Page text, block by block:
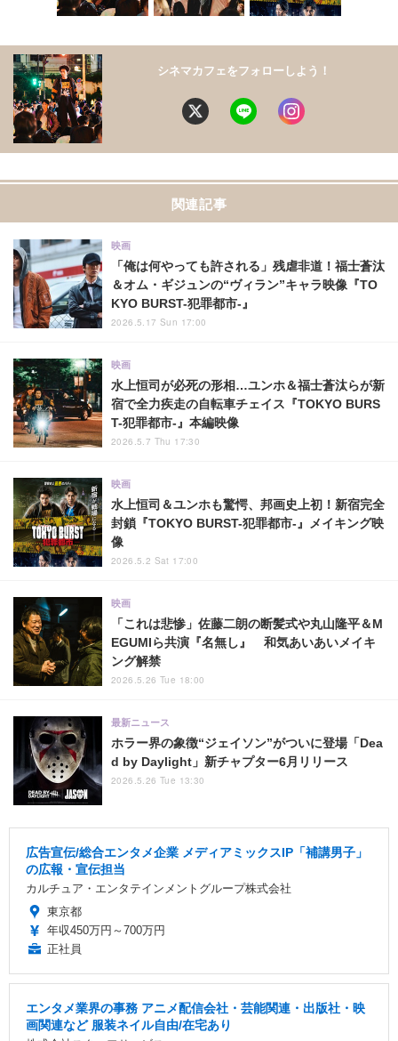
シネマカフェをフォローしよう！
関連記事
「俺は何やっても許される」残虐非道！福士蒼汰
＆オム・ギジュンの“ヴィラン”キャラ映像『TO
KYO BURST-犯罪都市-』
映画
2026.5.17 Sun 17:00
水上恒司が必死の形相…ユンホ＆福士蒼汰らが新
宿で全力疾走の自転車チェイス『TOKYO BURS
T-犯罪都市-』本編映像
映画
2026.5.7 Thu 17:30
水上恒司＆ユンホも驚愕、邦画史上初！新宿完全
封鎖『TOKYO BURST-犯罪都市-』メイキング映
像
映画
2026.5.2 Sat 17:00
「これは悲惨」佐藤二朗の断髪式や丸山隆平＆M
EGUMIら共演『名無し』 和気あいあいメイキ
ング解禁
映画
2026.5.26 Tue 18:00
ホラー界の象徴“ジェイソン”がついに登場「Dea
d by Daylight」新チャプター6月リリース
最新ニュース
2026.5.26 Tue 13:30
広告宣伝/総合エンタメ企業 メディアミックスIP「補講男子」
の広報・宣伝担当
カルチュア・エンタテインメントグループ株式会社
東京都
年収450万円～700万円
正社員
エンタメ業界の事務 アニメ配信会社・芸能関連・出版社・映
画関連など 服装ネイル自由/在宅あり